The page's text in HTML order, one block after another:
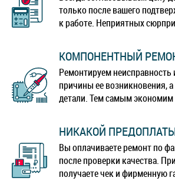
только после вашего
к работе. Неприятных
КОМПОНЕНТНЫЙ
Ремонтируем неисправность
причины ее возникновения,
детали. Тем самым экономим
НИКАКОЙ
Вы оплачиваете ремонт по
после проверки качества.
получаете чек и фирменную